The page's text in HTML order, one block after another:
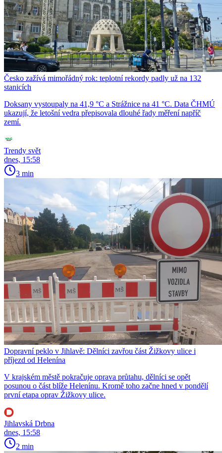
Česko zažívá mimořádný rok: teplotní rekordy padly už na 132
stanicích
Doksany vystoupaly na 41,9 °C a Strážnice na 41 °C. Data ČHMÚ
ukazují, že letošní vedra přepisovala dlouhé řady měření napříč
zemí.
Trendy svět
dnes, 15:58
3 min
Dopravní peklo v Jihlavě: Dělníci zavřou část Žižkovy ulice i
příjezd od Helenína
V krajském městě pokračuje oprava průtahu, dělníci se opět
posunou o část blíže Helenínu. Kromě toho začne hned v pondělí
první etapa oprav Žižkovy ulice.
Jihlavská Drbna
dnes, 15:58
2 min